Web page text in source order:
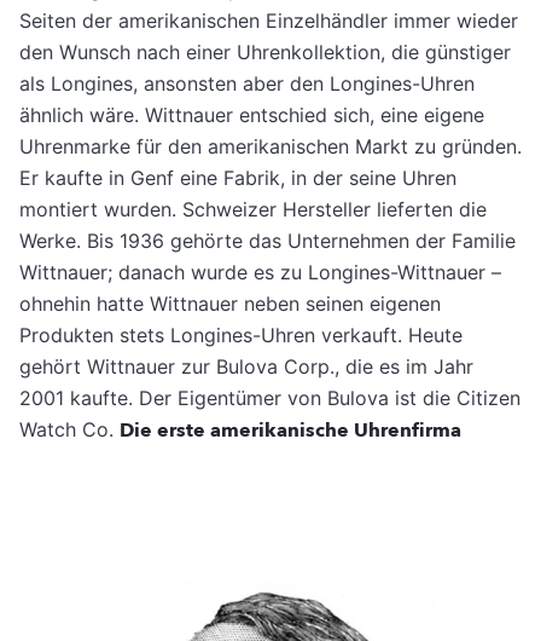
Seiten der amerikanischen Einzelhändler immer wieder
den Wunsch nach einer Uhrenkollektion, die günstiger
als Longines, ansonsten aber den Longines-Uhren
ähnlich wäre. Wittnauer entschied sich, eine eigene
Uhrenmarke für den amerikanischen Markt zu gründen.
Er kaufte in Genf eine Fabrik, in der seine Uhren
montiert wurden. Schweizer Hersteller lieferten die
Werke. Bis 1936 gehörte das Unternehmen der Familie
Wittnauer; danach wurde es zu Longines-Wittnauer –
ohnehin hatte Wittnauer neben seinen eigenen
Produkten stets Longines-Uhren verkauft. Heute
gehört Wittnauer zur Bulova Corp., die es im Jahr
2001 kaufte. Der Eigentümer von Bulova ist die Citizen
Watch Co. Die erste amerikanische Uhrenfirma